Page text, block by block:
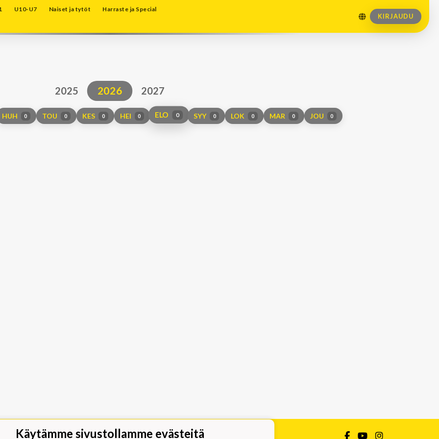
U10-U7 Naiset ja tytöt Harraste ja Special
KIRJAUDU
2025 2026 2027
HUH 0 TOU 0 KES 0 HEI 0 ELO 0 SYY 0 LOK 0 MAR 0 JOU 0
Lippumäki - Rauhalahdentie 66,
Käytämme sivustollamme evästeitä